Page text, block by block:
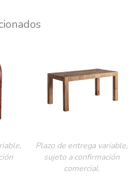
Plazo de entrega variable,
sujeto a confirmación
comercial.